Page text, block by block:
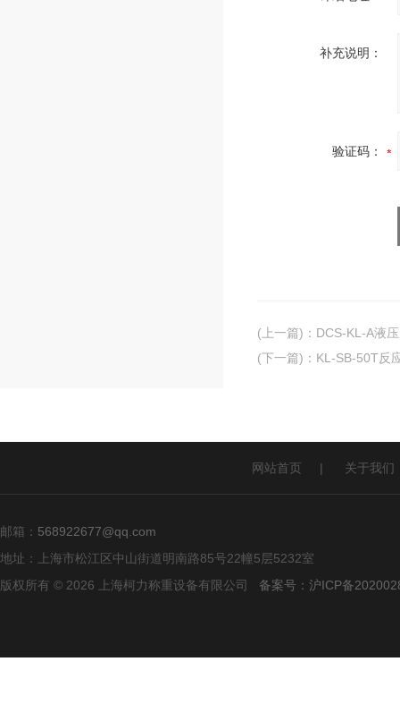
补充说明：
验证码：
(上一篇) ： DCS-KL-A液
(下一篇) ： KL-SB-50T反
网站首页 | 关于我们
邮箱： 568922677@qq.com
地址：上海市松江区中山街道明南路85号22幢5层5232室
版权所有 © 2026 上海柯力称重设备有限公司 备案号：沪ICP备